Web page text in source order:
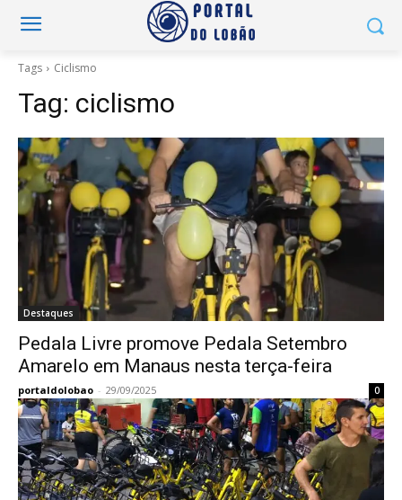
Tags Ciclismo
Tag: ciclismo
Destaques
Pedala Livre promove Pedala Setembro
Amarelo em Manaus nesta terça-feira
portaldolobao - 29/09/2025 0